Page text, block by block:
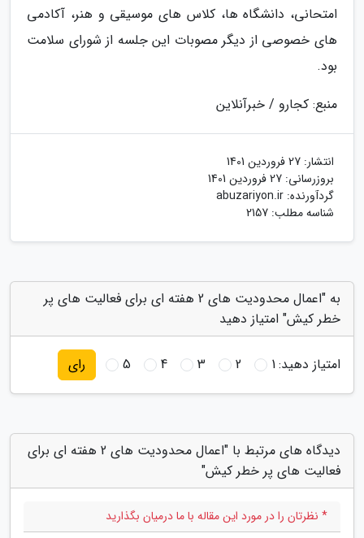
امتحانی، دانشگاه ها، کلاس های موسیقی و هنر، آکادمی
های خصوصی از دیگر مصوبات این جلسه از شورای سلامت
بود.
منبع: کجارو / خبرآنلاین
انتشار: 27 فروردین 1401
بروزرسانی: 27 فروردین 1401
گردآورنده: abuzariyon.ir
شناسه مطلب: 2157
به "اعمال محدودیت های 2 هفته ای برای فعالیت های پر
خطر کیش" امتیاز دهید
امتیاز دهید:1
2
3
4
5 رای
دیدگاه های مرتبط با "اعمال محدودیت های 2 هفته ای برای
فعالیت های پر خطر کیش"
* نظرتان را در مورد این مقاله با ما درمیان بگذارید